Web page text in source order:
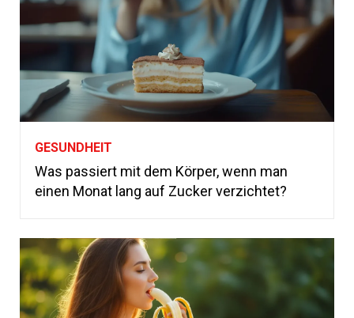
GESUNDHEIT
Was passiert mit dem Körper, wenn man
einen Monat lang auf Zucker verzichtet?